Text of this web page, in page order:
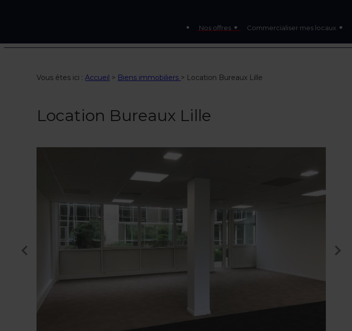
Nos offres Commercialiser mes locaux
Vous êtes ici :Accueil > Biens immobiliers > Location Bureaux Lille
Location Bureaux Lille